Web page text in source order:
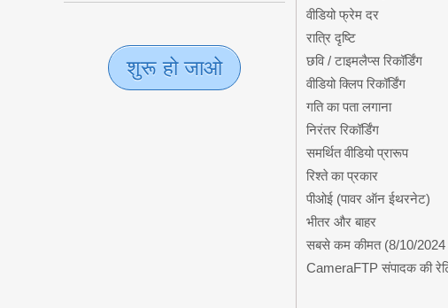
शुरू हो जाओ
वीडियो फ्रेम दर
रात्रि दृष्टि
छवि / टाइमलैप्स रिकॉर्डिंग
वीडियो क्लिप रिकॉर्डिंग
गति का पता लगाना
निरंतर रिकॉर्डिंग
समर्थित वीडियो प्रारूप
रिश्ते का प्रकार
पीओई (पावर ऑन ईथरनेट)
भीतर और बाहर
सबसे कम कीमत (8/10/
CameraFTP संपादक की